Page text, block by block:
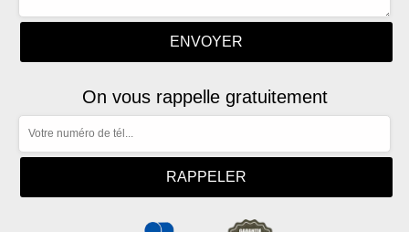
On vous rappelle gratuitement